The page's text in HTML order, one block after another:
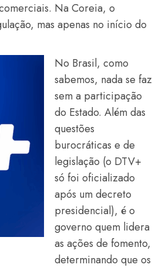
Na Coreia, o
mas apenas no início do
No Brasil, como
sabemos, nada se faz
sem a participação
do Estado. Além das
questões
burocráticas e de
legislação (o DTV+
só foi oficializado
após um decreto
presidencial), é o
governo quem lidera
as ações de fomento,
determinando que os